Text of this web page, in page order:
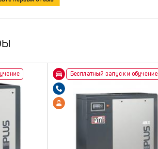
Бесплатный запуск и обучение